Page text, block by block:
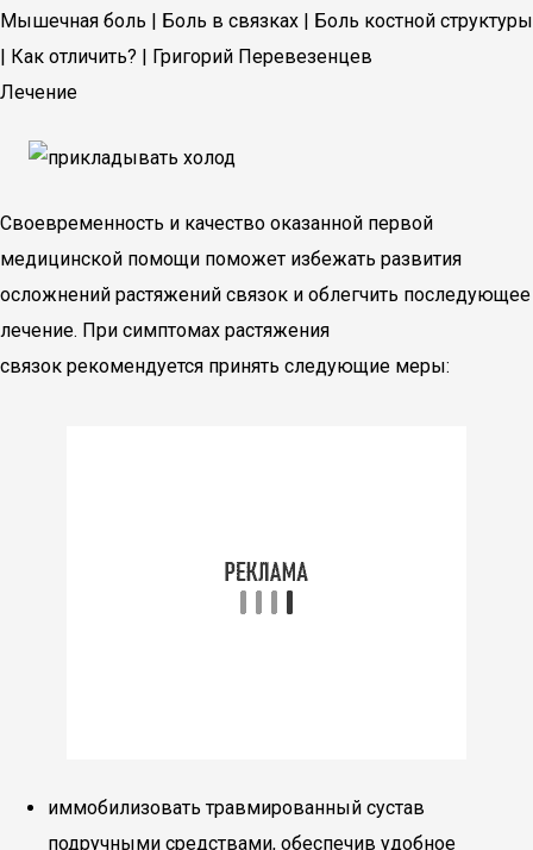
Мышечная боль | Боль в связках | Боль костной структуры
| Как отличить? | Григорий Перевезенцев
Лечение
Своевременность и качество оказанной первой
медицинской помощи поможет избежать развития
осложнений растяжений связок и облегчить последующее
лечение. При симптомах растяжения
связок рекомендуется принять следующие меры:
иммобилизовать травмированный сустав
подручными средствами, обеспечив удобное